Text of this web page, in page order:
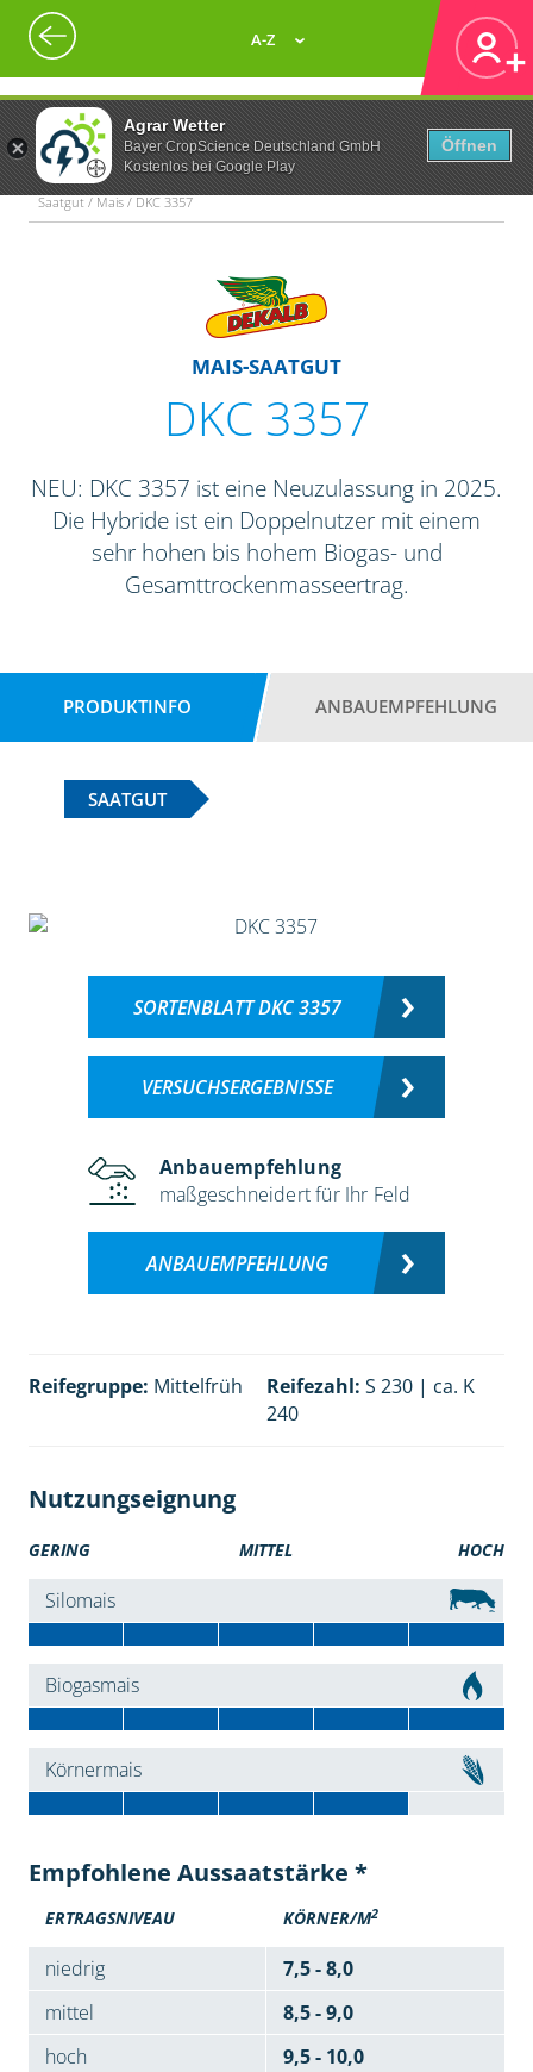
Agrar Wetter
Bayer CropScience Deutschland GmbH
Kostenlos bei Google Play
Öffnen
A-Z
Saatgut / Mais / DKC 3357
MAIS-SAATGUT
DKC 3357
NEU: DKC 3357 ist eine Neuzulassung in 2025.
Die Hybride ist ein Doppelnutzer mit einem
sehr hohen bis hohem Biogas- und
Gesamttrockenmasseertrag.
PRODUKTINFO ANBAUEMPFEHLUNG
SAATGUT
SORTENBLATT DKC 3357
VERSUCHSERGEBNISSE
Anbauempfehlung
maßgeschneidert für Ihr Feld
ANBAUEMPFEHLUNG
Reifegruppe: Mittelfrüh Reifezahl: S 230 | ca. K
240
Nutzungseignung
GERING MITTEL HOCH
Silomais
Biogasmais
Körnermais
Empfohlene Aussaatstärke *
ERTRAGSNIVEAU KÖRNER/M2
niedrig
7,5 - 8,0
mittel
8,5 - 9,0
hoch
9,5 - 10,0